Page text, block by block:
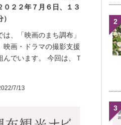
０２２年７月６日、１３
は、「映画のまち調布」
映画・ドラマの撮影支援
んでいます。 今回は、Ｔ
7/13
2
3